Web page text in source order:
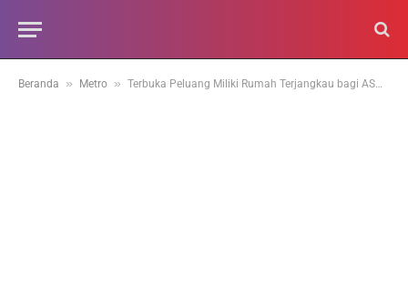
Beranda » Metro » Terbuka Peluang Miliki Rumah Terjangkau bagi ASN dan Pekerja di Kota Padang